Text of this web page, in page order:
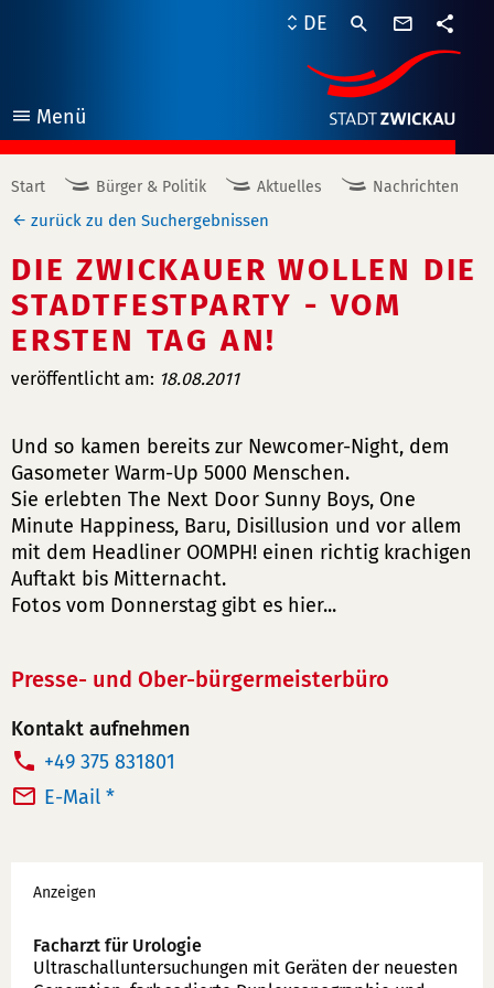
Menü
öffnen
DE
Start Bürger & Politik Aktuelles Nachrichten
zurück zu den Suchergebnissen
DIE ZWICKAUER WOLLEN DIE
STADTFESTPARTY - VOM
ERSTEN TAG AN!
veröffentlicht am: 18.08.2011
Und so kamen bereits zur Newcomer-Night, dem
Gasometer Warm-Up 5000 Menschen.
Sie erlebten The Next Door Sunny Boys, One
Minute Happiness, Baru, Disillusion und vor allem
mit dem Headliner OOMPH! einen richtig krachigen
Auftakt bis Mitternacht.
Fotos vom Donnerstag gibt es hier...
Presse- und Ober-bürgermeisterbüro
Kontakt aufnehmen
T
e
n
n
+49 375 831801
E-Mail *
Werbung
Anzeigen
Facharzt für Urologie
Ultraschallunter­suchungen mit Geräten der neuesten